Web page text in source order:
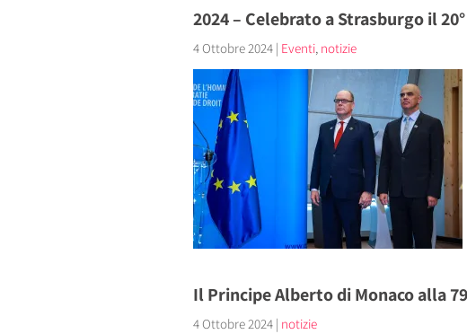
2024 – Celebrato a Strasburgo il
4 Ottobre 2024 | Eventi, notizie
Il Principe Alberto di Monaco alla
4 Ottobre 2024 | notizie